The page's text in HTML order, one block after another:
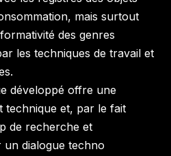
mais surtout
des genres
les techniques de travail et
développé offre une
technique et, par le fait
de recherche et
un dialogue techno